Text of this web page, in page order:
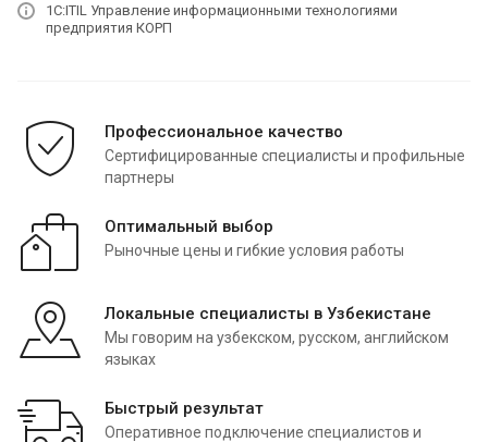
1С:ITIL Управление информационными технологиями
предприятия КОРП
Профессиональное качество
Сертифицированные специалисты и профильные
партнеры
Оптимальный выбор
Рыночные цены и гибкие условия работы
Локальные специалисты в Узбекистане
Мы говорим на узбекском, русском, английском
языках
Быстрый результат
Оперативное подключение специалистов и